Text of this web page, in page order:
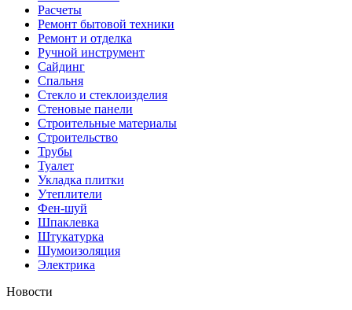
Расчеты
Ремонт бытовой техники
Ремонт и отделка
Ручной инструмент
Сайдинг
Спальня
Стекло и стеклоизделия
Стеновые панели
Строительные материалы
Строительство
Трубы
Туалет
Укладка плитки
Утеплители
Фен-шуй
Шпаклевка
Штукатурка
Шумоизоляция
Электрика
Новости